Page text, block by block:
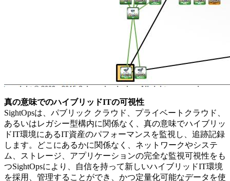
真の意味でのハイブリッドITの可視性
SightOpsは、パブリック クラウド、プライベートクラウド、
あるいはレガシー型構内に関係なく、真の意味でハイブリッ
ドIT環境にあるIT資産のパフォーマンスを監視し、追跡記録
します。どこにあるかに関係なく、ネットワークやシステ
ム、ストレージ、アプリケーションの完全な監視可視性をも
つSightOpsにより、自信を持って新しいハイブリッドIT環境
を採用、管理することができ、かつ定量化可能なデータを使